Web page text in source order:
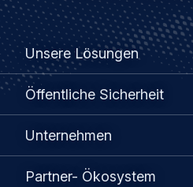
Footer
menu
Unsere Lösungen
Öffentliche Sicherheit
Unternehmen
Partner- Ökosystem